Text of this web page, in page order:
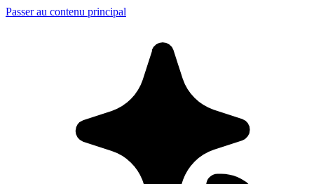
Passer au contenu principal